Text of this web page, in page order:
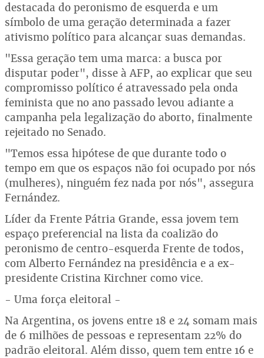
destacada do peronismo de esquerda e um
símbolo de uma geração determinada a fazer
ativismo político para alcançar suas demandas.
"Essa geração tem uma marca: a busca por
disputar poder", disse à AFP, ao explicar que seu
compromisso político é atravessado pela onda
feminista que no ano passado levou adiante a
campanha pela legalização do aborto, finalmente
rejeitado no Senado.
"Temos essa hipótese de que durante todo o
tempo em que os espaços não foi ocupado por nós
(mulheres), ninguém fez nada por nós", assegura
Fernández.
Líder da Frente Pátria Grande, essa jovem tem
espaço preferencial na lista da coalizão do
peronismo de centro-esquerda Frente de todos,
com Alberto Fernández na presidência e a ex-
presidente Cristina Kirchner como vice.
- Uma força eleitoral -
Na Argentina, os jovens entre 18 e 24 somam mais
de 6 milhões de pessoas e representam 22% do
padrão eleitoral. Além disso, quem tem entre 16 e